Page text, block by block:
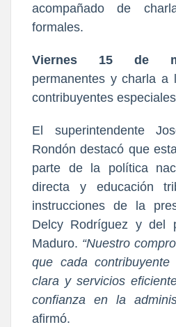
acompañado de
formales.
Viernes 15 de
permanentes y charla a
contribuyentes
El superintendente
Rondón destacó que
parte de la política
directa y educación
Delcy Rodríguez y del
Maduro. “Nuestro
que cada contribuyente
clara y servicios
confianza en la
afirmó.